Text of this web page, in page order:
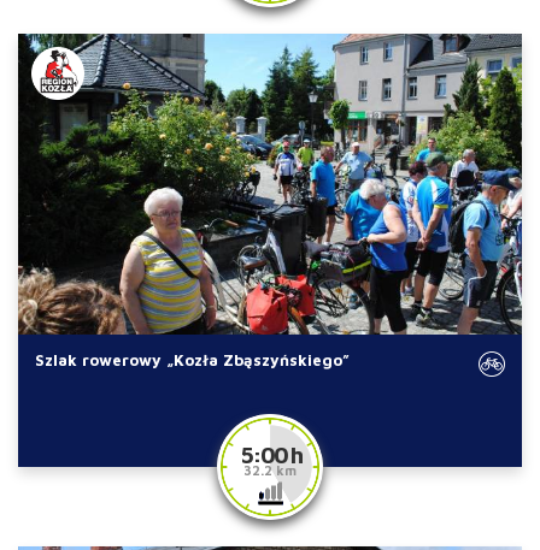
Szlak rowerowy „Kozła Zbąszyńskiego”
5:00 h
32.2 km